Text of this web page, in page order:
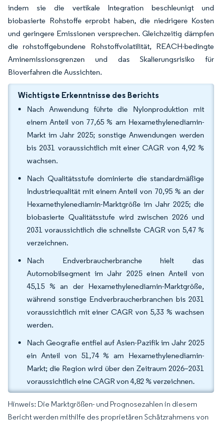
indem sie die vertikale Integration beschleunigt und
biobasierte Rohstoffe erprobt haben, die niedrigere Kosten
und geringere Emissionen versprechen. Gleichzeitig dämpfen
die rohstoffgebundene Rohstoffvolatilität, REACH-bedingte
Aminemissionsgrenzen und das Skalierungsrisiko für
Bioverfahren die Aussichten.
Wichtigste Erkenntnisse des Berichts
Nach Anwendung führte die Nylonproduktion mit
einem Anteil von 77,65 % am Hexamethylenediamin-
Markt im Jahr 2025; sonstige Anwendungen werden
bis 2031 voraussichtlich mit einer CAGR von 4,92 %
wachsen.
Nach Qualitätsstufe dominierte die standardmäßige
Industriequalität mit einem Anteil von 70,95 % an der
Hexamethylenediamin-Marktgröße im Jahr 2025; die
biobasierte Qualitätsstufe wird zwischen 2026 und
2031 voraussichtlich die schnellste CAGR von 5,47 %
verzeichnen.
Nach Endverbraucherbranche hielt das
Automobilsegment im Jahr 2025 einen Anteil von
45,15 % an der Hexamethylenediamin-Marktgröße,
während sonstige Endverbraucherbranchen bis 2031
voraussichtlich mit einer CAGR von 5,33 % wachsen
werden.
Nach Geografie entfiel auf Asien-Pazifik im Jahr 2025
ein Anteil von 51,74 % am Hexamethylenediamin-
Markt; die Region wird über den Zeitraum 2026–2031
voraussichtlich eine CAGR von 4,82 % verzeichnen.
Hinweis: Die Marktgrößen- und Prognosezahlen in diesem
Bericht werden mithilfe des proprietären Schätzrahmens von